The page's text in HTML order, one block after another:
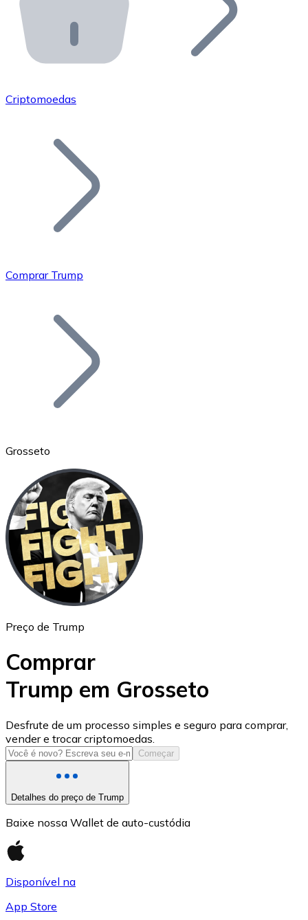
API Bitnovo
Integre nossa API no seu ecossistema.
Junte-se à nossa rede de revendedores e comercialize
Adicione o token do seu projeto ao nosso serviço de
Bitcoin
Ethereum
ETH
USD Coin
USDC
Criptomoedas
Comprar Trump
Grosseto
Preço de Trump
Comprar
Trump em Grosseto
Desfrute de um processo simples e seguro para comprar,
vender e trocar criptomoedas.
Começar
Detalhes do preço de Trump
Baixe nossa Wallet de auto-custódia
Disponível na
App Store